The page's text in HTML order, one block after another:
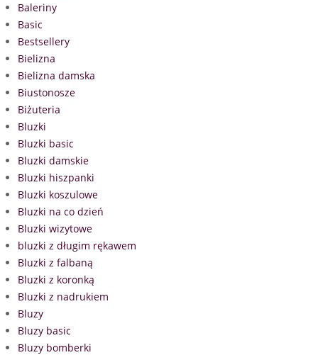
Baleriny
Basic
Bestsellery
Bielizna
Bielizna damska
Biustonosze
Biżuteria
Bluzki
Bluzki basic
Bluzki damskie
Bluzki hiszpanki
Bluzki koszulowe
Bluzki na co dzień
Bluzki wizytowe
bluzki z długim rękawem
Bluzki z falbaną
Bluzki z koronką
Bluzki z nadrukiem
Bluzy
Bluzy basic
Bluzy bomberki